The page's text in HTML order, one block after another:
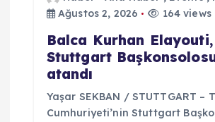
Ağustos 2, 2026
164 views
Balca Kurhan Elayouti,
Stuttgart
atandı
Yaşar SEKBAN / STUTTGART –
Cumhuriyeti’nin Stuttgart